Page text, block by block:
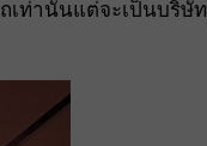
เท่านั้นแต่จะเป็นบริษัท